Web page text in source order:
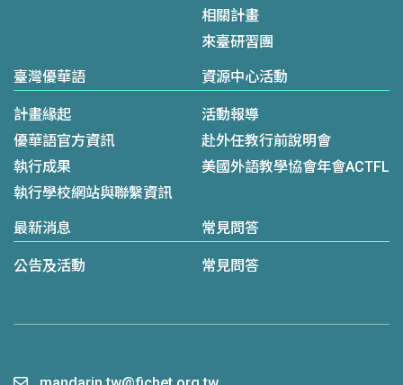
相關計畫
來臺研習團
臺灣優華語
計畫緣起
優華語官方資訊
執行成果
執行學校網站與聯繫資訊
資源中心活動
活動報導
赴外任教行前說明會
美國外語教學協會年會ACTFL
最新消息
公告及活動
常見問答
常見問答